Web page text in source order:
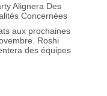
Alignera Des
Concernées
aux prochaines
Roshi
des équipes